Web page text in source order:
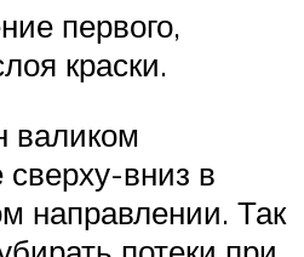
первого,
краски.
валиком
сверху-вниз в
направлении. Так